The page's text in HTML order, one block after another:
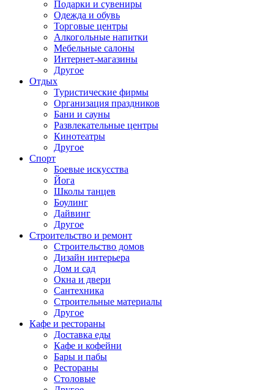
Подарки и сувениры
Одежда и обувь
Торговые центры
Алкогольные напитки
Мебельные салоны
Интернет-магазины
Другое
Отдых
Туристические фирмы
Организация праздников
Бани и сауны
Развлекательные центры
Кинотеатры
Другое
Спорт
Боевые искусства
Йога
Школы танцев
Боулинг
Дайвинг
Другое
Строительство и ремонт
Строительство домов
Дизайн интерьера
Дом и сад
Окна и двери
Сантехника
Строительные материалы
Другое
Кафе и рестораны
Доставка еды
Кафе и кофейни
Бары и пабы
Рестораны
Столовые